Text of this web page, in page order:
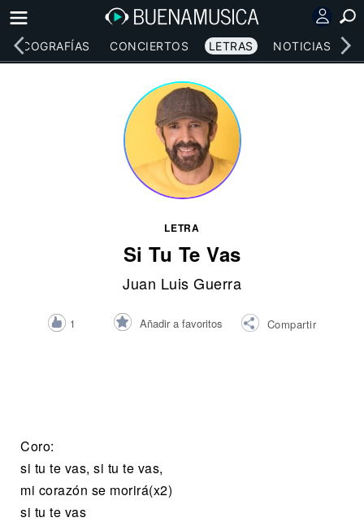
DISCOGRAFÍAS CONCIERTOS LETRAS NOTICIAS
LETRA
Si Tu Te Vas
Juan Luis Guerra
1 Añadir a favoritos Compartir
Coro:
si tu te vas, si tu te vas,
mi corazón se morirá(x2)
si tu te vas